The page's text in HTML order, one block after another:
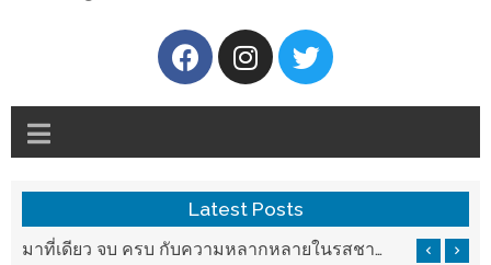
อ้วน
ศิริ
ปัน
นาฯ
เชียงใหม่
Latest Posts
แวะมาชิลยามเย็น กับจุดเช็คอินชมวิวดอยสุเทพสุดฟิน เครื่องดื่มและอาหารครบครันที่ Pool House